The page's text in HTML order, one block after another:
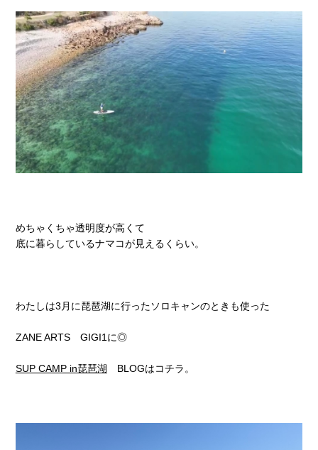
めちゃくちゃ透明度が高くて
底に暮らしているナマコが見えるくらい。
わたしは3月に琵琶湖に行ったソロキャンのときも使った
ZANE ARTS GIGI1に◎
SUP CAMP in琵琶湖 BLOGはコチラ。